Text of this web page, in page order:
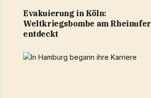
Evakuierung in Köln:
Weltkriegsbombe am Rheinufer
entdeckt